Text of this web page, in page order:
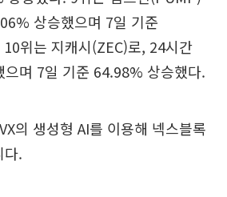
상승했으며 7일 기준
위는 지캐시(ZEC)로, 24시간
며 7일 기준 64.98% 상승했다.
의 생성형 AI를 이용해 넥스블록
다.